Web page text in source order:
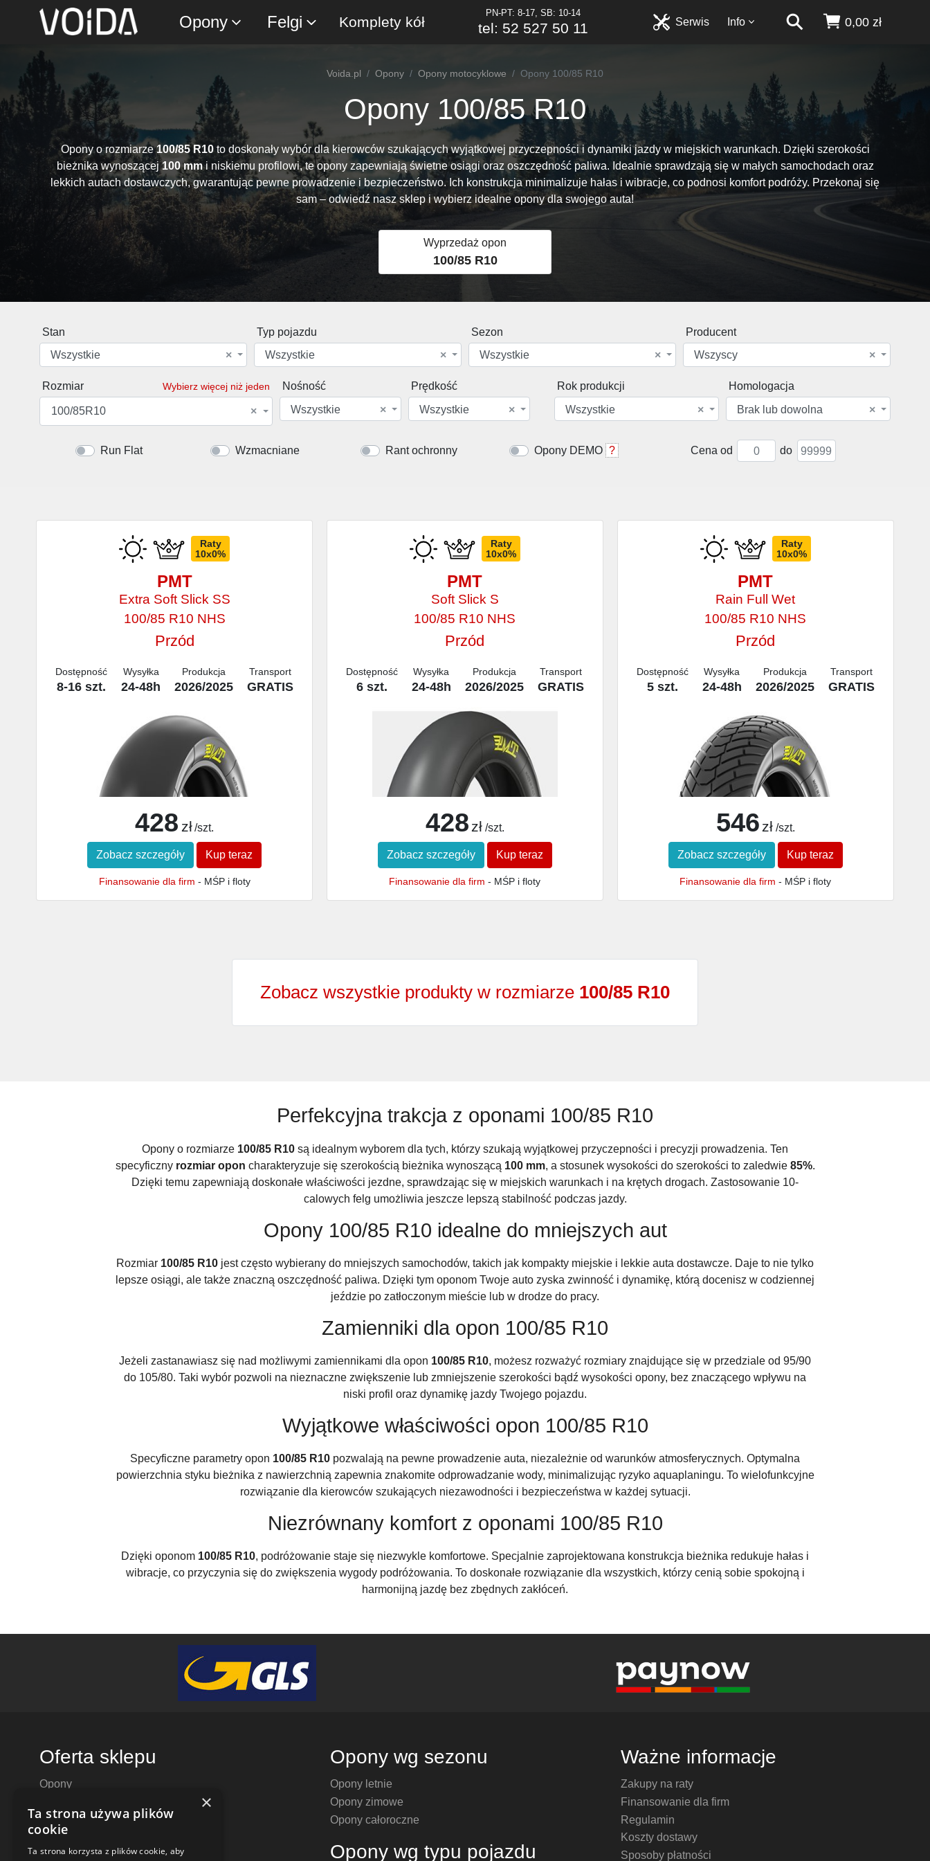
Opony Felgi Komplety kół
PN-PT: 8-17, SB: 10-14
tel: 52 527 50 11 0,00 zł
Info
Serwis
Voida.pl Opony Opony motocyklowe Opony 100/85 R10
Opony 100/85 R10
Opony o rozmiarze100/85 R10to doskonały wybór dla kierowców szukających wyjątkowej przyczepności i dynamiki jazdy w miejskich warunkach. Dzięki szerokości
bieżnika wynoszącej100 mmi niskiemu profilowi, te opony zapewniają świetne osiągi oraz oszczędność paliwa. Idealnie sprawdzają się w małych samochodach oraz
lekkich autach dostawczych, gwarantując pewne prowadzenie i bezpieczeństwo. Ich konstrukcja minimalizuje hałas i wibracje, co podnosi komfort podróży. Przekonaj się
sam – odwiedź nasz sklep i wybierz idealne opony dla swojego auta!
Wyprzedaż opon
100/85 R10
Stan
×
Wszystkie
Typ pojazdu
×
Wszystkie
Sezon
×
Wszystkie
Producent
×
Wszyscy
Rozmiar Wybierz więcej niż jeden
×
100/85R10
Nośność
×
Wszystkie
Prędkość
×
Wszystkie
Rok produkcji
×
Wszystkie
Homologacja
×
Brak lub dowolna
Run Flat Wzmacniane Rant ochronny Opony DEMO ? Cena od do
Raty
10x0%
PMT
Extra Soft Slick SS
100/85 R10 NHS
Przód
Dostępność
8-16 szt.
Wysyłka
24-48h
Produkcja
2026/2025
Transport
GRATIS
428 zł /szt.
Zobacz szczegóły Kup teraz
Finansowanie dla firm - MŚP i floty
Raty
10x0%
PMT
Soft Slick S
100/85 R10 NHS
Przód
Dostępność
6 szt.
Wysyłka
24-48h
Produkcja
2026/2025
Transport
GRATIS
428 zł /szt.
Zobacz szczegóły Kup teraz
Finansowanie dla firm - MŚP i floty
Raty
10x0%
PMT
Rain Full Wet
100/85 R10 NHS
Przód
Dostępność
5 szt.
Wysyłka
24-48h
Produkcja
2026/2025
Transport
GRATIS
546 zł /szt.
Zobacz szczegóły Kup teraz
Finansowanie dla firm - MŚP i floty
Zobacz wszystkie produkty w rozmiarze 100/85 R10
Perfekcyjna trakcja z oponami 100/85 R10
Opony o rozmiarze 100/85 R10 są idealnym wyborem dla tych, którzy szukają wyjątkowej przyczepności i precyzji prowadzenia. Ten
specyficzny rozmiar opon charakteryzuje się szerokością bieżnika wynoszącą 100 mm, a stosunek wysokości do szerokości to zaledwie 85%.
Dzięki temu zapewniają doskonałe właściwości jezdne, sprawdzając się w miejskich warunkach i na krętych drogach. Zastosowanie 10-
calowych felg umożliwia jeszcze lepszą stabilność podczas jazdy.
Opony 100/85 R10 idealne do mniejszych aut
Rozmiar 100/85 R10 jest często wybierany do mniejszych samochodów, takich jak kompakty miejskie i lekkie auta dostawcze. Daje to nie tylko
lepsze osiągi, ale także znaczną oszczędność paliwa. Dzięki tym oponom Twoje auto zyska zwinność i dynamikę, którą docenisz w codziennej
jeździe po zatłoczonym mieście lub w drodze do pracy.
Zamienniki dla opon 100/85 R10
Jeżeli zastanawiasz się nad możliwymi zamiennikami dla opon 100/85 R10, możesz rozważyć rozmiary znajdujące się w przedziale od 95/90
do 105/80. Taki wybór pozwoli na nieznaczne zwiększenie lub zmniejszenie szerokości bądź wysokości opony, bez znaczącego wpływu na
niski profil oraz dynamikę jazdy Twojego pojazdu.
Wyjątkowe właściwości opon 100/85 R10
Specyficzne parametry opon 100/85 R10 pozwalają na pewne prowadzenie auta, niezależnie od warunków atmosferycznych. Optymalna
powierzchnia styku bieżnika z nawierzchnią zapewnia znakomite odprowadzanie wody, minimalizując ryzyko aquaplaningu. To wielofunkcyjne
rozwiązanie dla kierowców szukających niezawodności i bezpieczeństwa w każdej sytuacji.
Niezrównany komfort z oponami 100/85 R10
Dzięki oponom 100/85 R10, podróżowanie staje się niezwykle komfortowe. Specjalnie zaprojektowana konstrukcja bieżnika redukuje hałas i
wibracje, co przyczynia się do zwiększenia wygody podróżowania. To doskonałe rozwiązanie dla wszystkich, którzy cenią sobie spokojną i
harmonijną jazdę bez zbędnych zakłóceń.
Oferta sklepu
Opony
Felgi stalowe
Alufelgi
Komplety kół
Opony wg sezonu
Opony letnie
Opony zimowe
Opony całoroczne
Opony wg typu pojazdu
Ważne informacje
Zakupy na raty
Finansowanie dla firm
Regulamin
Koszty dostawy
Sposoby płatności
×
Ta strona używa plików
cookie
Ta strona korzysta z plików cookie, aby